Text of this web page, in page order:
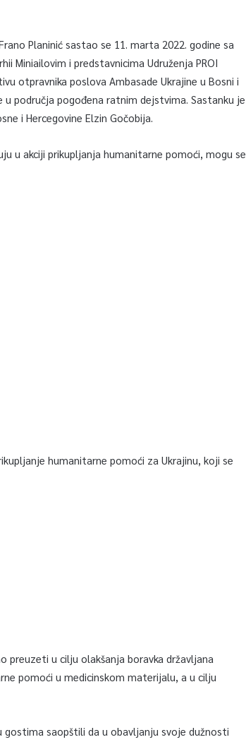
Planinić sastao se 11. marta 2022. godine sa
Miniailovim i predstavnicima Udruženja PROI
otpravnika poslova Ambasade Ukrajine u Bosni i
područja pogođena ratnim dejstvima. Sastanku je
i Hercegovine Elzin Gočobija.
u akciji prikupljanja humanitarne pomoći, mogu se
humanitarne pomoći za Ukrajinu, koji se
u cilju olakšanja boravka državljana
pomoći u medicinskom materijalu, a u cilju
gostima saopštili da u obavljanju svoje dužnosti